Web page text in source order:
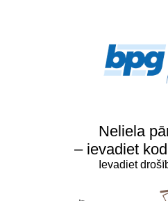
Neliela
– ievadiet
Ievadiet